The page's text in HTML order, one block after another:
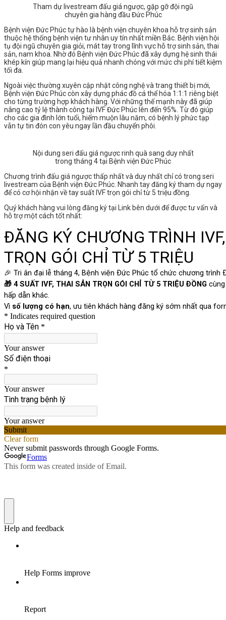
Tham dự livestream đấu giá ngược, gặp gỡ đội ngũ
chuyên gia hàng đầu Đức Phúc
Bệnh viện Đức Phúc tự hào là bệnh viện chuyên khoa hỗ trợ sinh sản
thuộc hệ thống bệnh viện tư nhân uy tín nhất miền Bắc. Bệnh viện hội
tụ đội ngũ chuyên gia giỏi, mát tay trong lĩnh vực hỗ trợ sinh sản, thai
sản, nam khoa. Nhờ đó Bệnh viện Đức Phúc đã xây dựng hệ sinh thái
khép kín giúp mang lại hiệu quả nhanh chóng với mức chi phí tiết kiệm
tối đa.
Ngoài việc thường xuyên cập nhật công nghệ và trang thiết bị mới,
Bệnh viện Đức Phúc còn xây dựng phác đồ cá thể hóa 1:1:1 riêng biệt
cho từng trường hợp khách hàng. Với những thế mạnh này đã giúp
nâng cao tỷ lệ thành công tại IVF Đức Phúc lên đến 95%. Từ đó giúp
cho các gia đình lớn tuổi, hiếm muộn lâu năm, có bệnh lý phức tạp
vẫn tự tin đón con yêu ngay lần đầu chuyển phôi.
Nội dung seri đấu giá ngược rinh quà sang duy nhất
trong tháng 4 tại Bệnh viện Đức Phúc
Chương trình đấu giá ngược thấp nhất và duy nhất chỉ có trong seri
livestream của Bệnh viện Đức Phúc. Nhanh tay đăng ký tham dự ngay
để có cơ hội nhận về tay suất IVF trọn gói chỉ từ 5 triệu đồng.
Quý khách hàng vui lòng đăng ký tại Link bên dưới để được tư vấn và
hỗ trợ một cách tốt nhất: